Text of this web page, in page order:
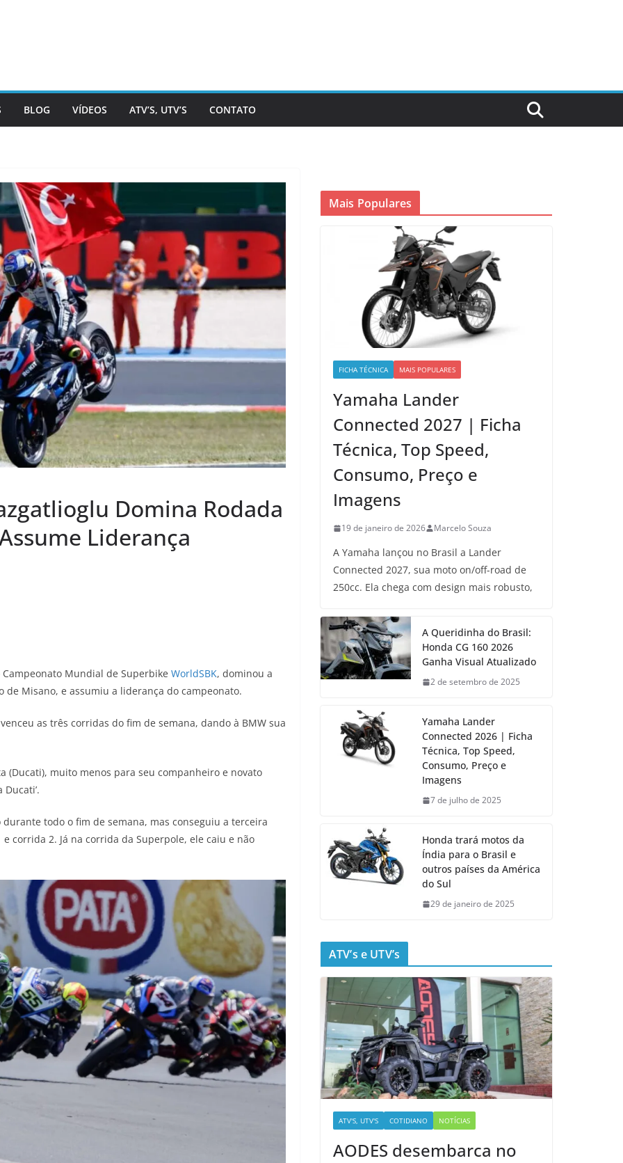
BLOG VÍDEOS ATV’S, UTV’S CONTATO
Domina Rodada
Liderança
Mundial de Superbike WorldSBK, dominou a
Misano, e assumiu a liderança do campeonato.
as três corridas do fim de semana, dando à BMW sua
(Ducati), muito menos para seu companheiro e novato
todo o fim de semana, mas conseguiu a terceira
corrida 2. Já na corrida da Superpole, ele caiu e não
Mais Populares
FICHA TÉCNICA MAIS POPULARES
Yamaha Lander
Connected 2027 | Ficha
Técnica, Top Speed,
Consumo, Preço e
Imagens
19 de janeiro de 2026 Marcelo Souza
A Yamaha lançou no Brasil a Lander
Connected 2027, sua moto on/off-road de
250cc. Ela chega com design mais robusto,
A Queridinha do Brasil:
Honda CG 160 2026
Ganha Visual Atualizado
2 de setembro de 2025
Yamaha Lander
Connected 2026 | Ficha
Técnica, Top Speed,
Consumo, Preço e
Imagens
7 de julho de 2025
Honda trará motos da
Índia para o Brasil e
outros países da América
do Sul
29 de janeiro de 2025
ATV’s e UTV’s
ATV'S, UTV'S COTIDIANO NOTÍCIAS
AODES desembarca no